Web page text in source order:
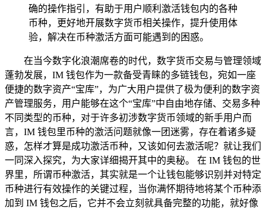
确的操作指引，有助于用户顺利激活钱包内的各种
币种，更好地开展数字货币相关操作，提升使用体
验，解决在币种激活方面可能遇到的困惑。
在当今数字化浪潮席卷的时代，数字货币交易与管理领域
蓬勃发展，IM 钱包作为一款备受青睐的多链钱包，宛如一座
便捷的数字资产“宝库”，为广大用户提供了极为便利的数字资
产管理服务，用户能够在这个“宝库”中自由地存储、交易多种
不同类型的币种，对于许多初涉数字货币领域的新手用户而
言，IM 钱包里币种的激活问题就像一团迷雾，存在着诸多疑
惑，怎样才算是成功激活币种，又该如何去激活呢？就让我们
一同深入探究，为大家详细揭开其中的奥秘。 在 IM 钱包的世
界里，所谓币种激活，其实就是一个让钱包能够识别并对特定
币种进行有效操作的关键过程，当你满怀期待地将某个币种添
加到 IM 钱包之后，它并不会立刻就具备完整的功能，就好像